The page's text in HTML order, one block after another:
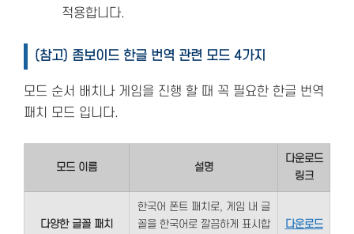
적용합니다.
(참고) 좀보이드 한글 번역 관련 모드 4가지
모드 순서 배치나 게임을 진행 할 때 꼭 필요한 한글 번역
패치 모드 입니다.
모드 이름 설명
다운로드
링크
다양한 글꼴 패치
한국어 폰트 패치로, 게임 내 글
꼴을 한국어로 깔끔하게 표시합
다운로드